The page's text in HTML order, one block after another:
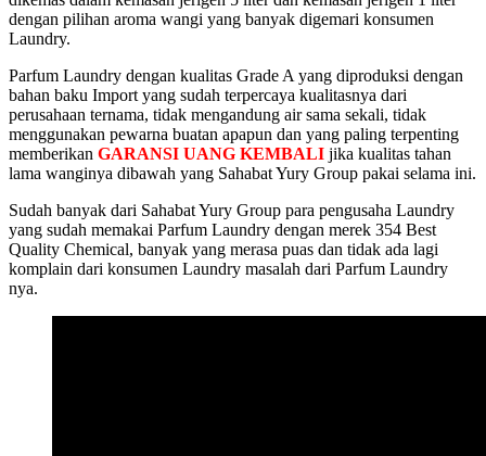
dengan pilihan aroma wangi yang banyak digemari konsumen
Laundry.
Parfum Laundry dengan kualitas Grade A yang diproduksi dengan
bahan baku Import yang sudah terpercaya kualitasnya dari
perusahaan ternama, tidak mengandung air sama sekali, tidak
menggunakan pewarna buatan apapun dan yang paling terpenting
memberikan GARANSI UANG KEMBALI jika kualitas tahan
lama wanginya dibawah yang Sahabat Yury Group pakai selama ini.
Sudah banyak dari Sahabat Yury Group para pengusaha Laundry
yang sudah memakai Parfum Laundry dengan merek 354 Best
Quality Chemical, banyak yang merasa puas dan tidak ada lagi
komplain dari konsumen Laundry masalah dari Parfum Laundry
nya.